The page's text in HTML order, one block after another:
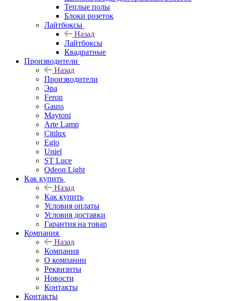
Теплые полы
Блоки розеток
Лайтбоксы
Назад
Лайтбоксы
Квадратные
Производители
Назад
Производители
Эра
Feron
Gauss
Maytoni
Arte Lamp
Citilux
Eglo
Uniel
ST Luce
Odeon Light
Как купить
Назад
Как купить
Условия оплаты
Условия доставки
Гарантия на товар
Компания
Назад
Компания
О компании
Реквизиты
Новости
Контакты
Контакты